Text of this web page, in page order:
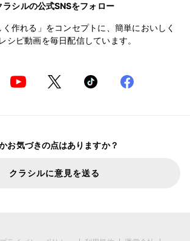
ラシルの公式SNSをフォロー
く作れる」をコンセプトに、簡単においしく
シピ動画を毎日配信しています。
お気づきの点はありますか？
クラシルに意見を送る